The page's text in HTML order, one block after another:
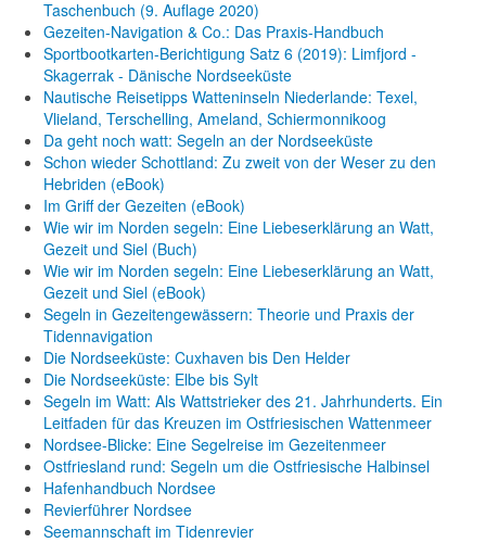
Taschenbuch (9. Auflage 2020)
Gezeiten-Navigation & Co.: Das Praxis-Handbuch
Sportbootkarten-Berichtigung Satz 6 (2019): Limfjord -
Skagerrak - Dänische Nordseeküste
Nautische Reisetipps Watteninseln Niederlande: Texel,
Vlieland, Terschelling, Ameland, Schiermonnikoog
Da geht noch watt: Segeln an der Nordseeküste
Schon wieder Schottland: Zu zweit von der Weser zu den
Hebriden (eBook)
Im Griff der Gezeiten (eBook)
Wie wir im Norden segeln: Eine Liebeserklärung an Watt,
Gezeit und Siel (Buch)
Wie wir im Norden segeln: Eine Liebeserklärung an Watt,
Gezeit und Siel (eBook)
Segeln in Gezeitengewässern: Theorie und Praxis der
Tidennavigation
Die Nordseeküste: Cuxhaven bis Den Helder
Die Nordseeküste: Elbe bis Sylt
Segeln im Watt: Als Wattstrieker des 21. Jahrhunderts. Ein
Leitfaden für das Kreuzen im Ostfriesischen Wattenmeer
Nordsee-Blicke: Eine Segelreise im Gezeitenmeer
Ostfriesland rund: Segeln um die Ostfriesische Halbinsel
Hafenhandbuch Nordsee
Revierführer Nordsee
Seemannschaft im Tidenrevier